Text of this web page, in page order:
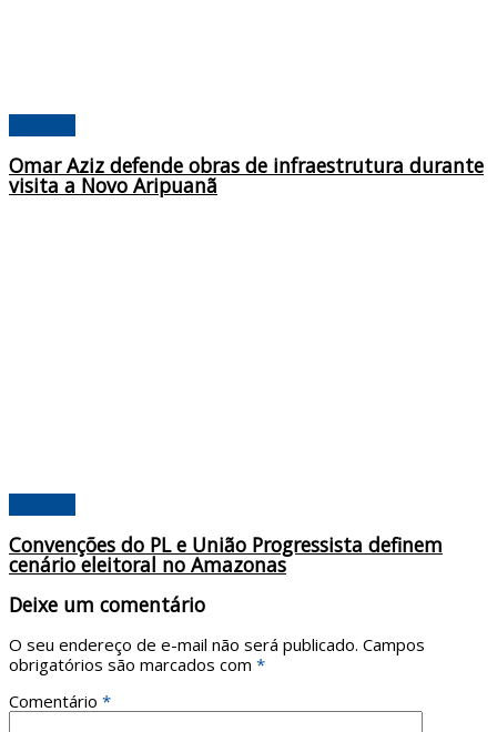
Omar Aziz defende obras de infraestrutura durante
visita a Novo Aripuanã
Convenções do PL e União Progressista definem
cenário eleitoral no Amazonas
Deixe um comentário
O seu endereço de e-mail não será publicado. Campos
obrigatórios são marcados com *
Comentário *